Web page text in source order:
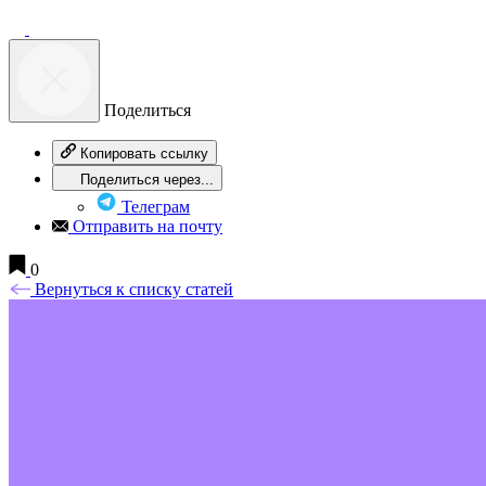
Поделиться
Копировать ссылку
Поделиться через...
Телеграм
Отправить на почту
0
Вернуться к списку статей